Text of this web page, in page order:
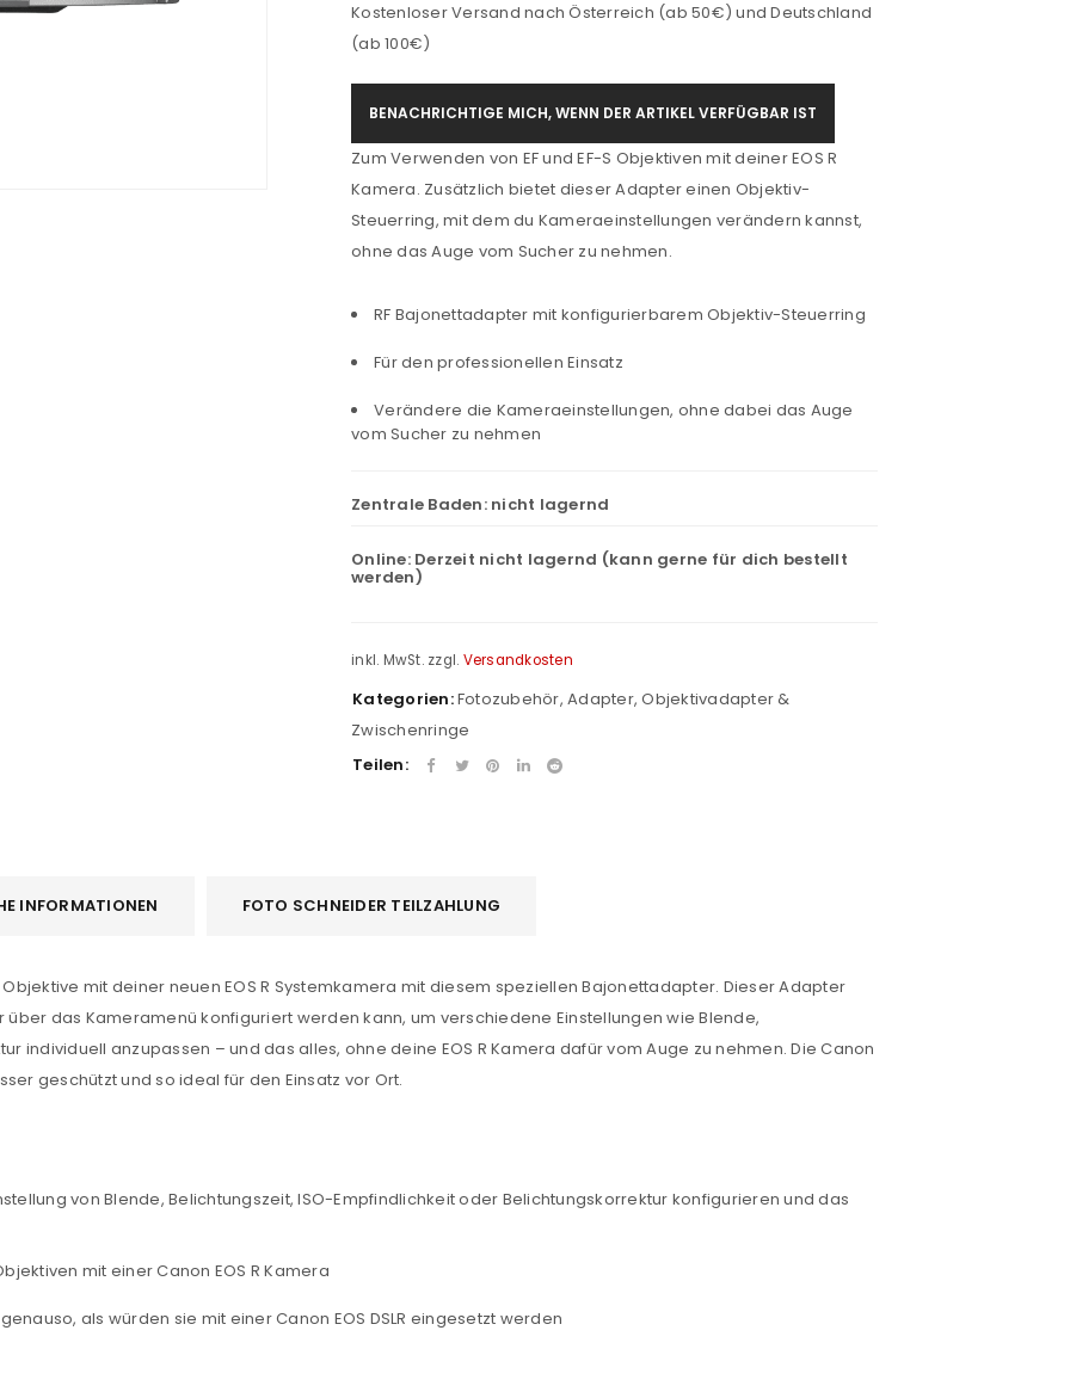
Kostenloser Versand nach Österreich (ab 50€) und Deutschland
(ab 100€)
BENACHRICHTIGE MICH, WENN DER ARTIKEL VERFÜGBAR IST
Zum Verwenden von EF und EF-S Objektiven mit deiner EOS R
Kamera. Zusätzlich bietet dieser Adapter einen Objektiv-
Steuerring, mit dem du Kameraeinstellungen verändern kannst,
ohne das Auge vom Sucher zu nehmen.
RF Bajonettadapter mit konfigurierbarem Objektiv-Steuerring
Für den professionellen Einsatz
Verändere die Kameraeinstellungen, ohne dabei das Auge
vom Sucher zu nehmen
Zentrale Baden: nicht lagernd
Online: Derzeit nicht lagernd (kann gerne für dich bestellt
werden)
inkl. MwSt. zzgl. Versandkosten
Kategorien:Fotozubehör, Adapter,Objektivadapter &
Zwischenringe
Teilen:
INFORMATIONEN FOTO SCHNEIDER TEILZAHLUNG
mit deiner neuen EOS R Systemkamera mit diesem speziellen Bajonettadapter. Dieser Adapter
das Kameramenü konfiguriert werden kann, um verschiedene Einstellungen wie Blende,
individuell anzupassen – und das alles, ohne deine EOS R Kamera dafür vom Auge zu nehmen. Die Canon
geschützt und so ideal für den Einsatz vor Ort.
von Blende, Belichtungszeit, ISO-Empfindlichkeit oder Belichtungskorrektur konfigurieren und das
mit einer Canon EOS R Kamera
als würden sie mit einer Canon EOS DSLR eingesetzt werden